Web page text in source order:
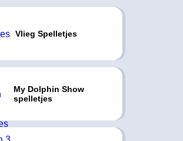
Vlieg Spelletjes
My Dolphin Show
spelletjes